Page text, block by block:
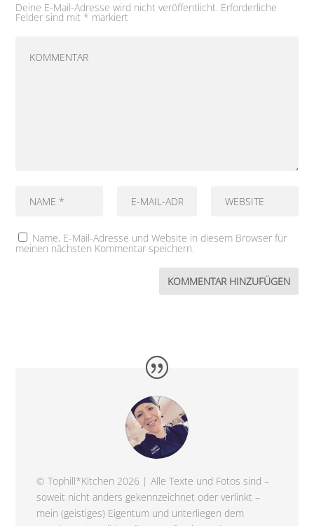
Deine E-Mail-Adresse wird nicht veröffentlicht. Erforderliche
Felder sind mit * markiert
Name, E-Mail-Adresse und Website in diesem Browser für
meinen nächsten Kommentar speichern.
© Tophill*Kitchen 2026 | Alle Texte und Fotos sind –
soweit nicht anders gekennzeichnet oder verlinkt –
mein (geistiges) Eigentum und unterliegen dem